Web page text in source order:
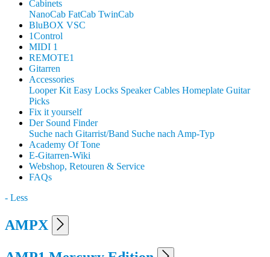
Cabinets
NanoCab FatCab TwinCab
BluBOX VSC
1Control
MIDI 1
REMOTE1
Gitarren
Accessories
Looper Kit Easy Locks Speaker Cables Homeplate Guitar
Picks
Fix it yourself
Der Sound Finder
Suche nach Gitarrist/Band Suche nach Amp-Typ
Academy Of Tone
E-Gitarren-Wiki
Webshop, Retouren & Service
FAQs
- Less
AMPX